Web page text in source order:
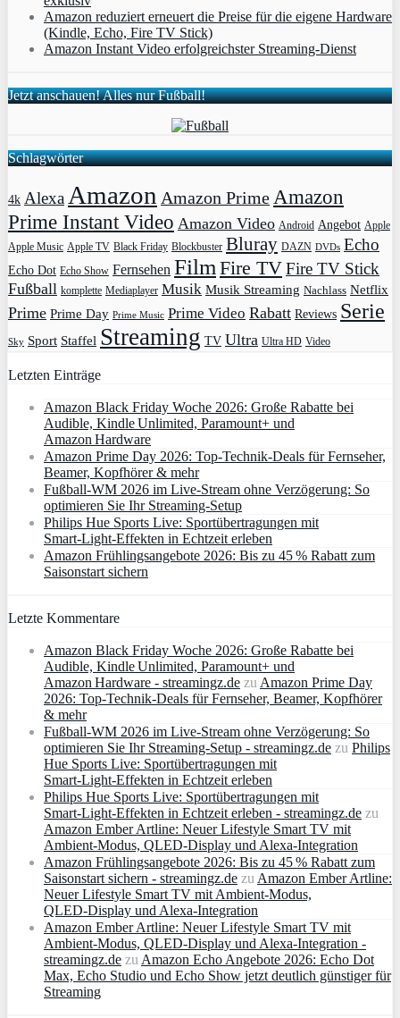
Amazon reduziert erneuert die Preise für die eigene Hardware
(Kindle, Echo, Fire TV Stick)
Amazon Instant Video erfolgreichster Streaming-Dienst
Jetzt anschauen! Alles nur Fußball!
Schlagwörter
4k AlexaAmazon Amazon PrimeAmazon
Prime Instant Video Amazon Video Android Angebot Apple
Apple Music Apple TV Black Friday Blockbuster Bluray DAZN DVDs Echo
Echo Dot Echo Show Fernsehen FilmFire TVFire TV Stick
Fußball komplette Mediaplayer Musik Musik Streaming Nachlass Netflix
Prime Prime Day Prime Music Prime Video Rabatt Reviews Serie
Sky Sport Staffel Streaming TV Ultra Ultra HD Video
Letzten Einträge
Amazon Black Friday Woche 2026: Große Rabatte bei
Audible, Kindle Unlimited, Paramount+ und
Amazon Hardware
Amazon Prime Day 2026: Top-Technik-Deals für Fernseher,
Beamer, Kopfhörer & mehr
Fußball-WM 2026 im Live-Stream ohne Verzögerung: So
optimieren Sie Ihr Streaming-Setup
Philips Hue Sports Live: Sportübertragungen mit
Smart‑Light‑Effekten in Echtzeit erleben
Amazon Frühlingsangebote 2026: Bis zu 45 % Rabatt zum
Saisonstart sichern
Letzte Kommentare
Amazon Black Friday Woche 2026: Große Rabatte bei
Audible, Kindle Unlimited, Paramount+ und
Amazon Hardware - streamingz.de zuAmazon Prime Day
2026: Top-Technik-Deals für Fernseher, Beamer, Kopfhörer
& mehr
Fußball-WM 2026 im Live-Stream ohne Verzögerung: So
optimieren Sie Ihr Streaming-Setup - streamingz.de zu Philips
Hue Sports Live: Sportübertragungen mit
Smart‑Light‑Effekten in Echtzeit erleben
Philips Hue Sports Live: Sportübertragungen mit
Smart‑Light‑Effekten in Echtzeit erleben - streamingz.de zu
Amazon Ember Artline: Neuer Lifestyle Smart TV mit
Ambient‑Modus, QLED‑Display und Alexa‑Integration
Amazon Frühlingsangebote 2026: Bis zu 45 % Rabatt zum
Saisonstart sichern - streamingz.de zuAmazon Ember Artline:
Neuer Lifestyle Smart TV mit Ambient‑Modus,
QLED‑Display und Alexa‑Integration
Amazon Ember Artline: Neuer Lifestyle Smart TV mit
Ambient‑Modus, QLED‑Display und Alexa‑Integration -
streamingz.de zuAmazon Echo Angebote 2026: Echo Dot
Max, Echo Studio und Echo Show jetzt deutlich günstiger für
Streaming